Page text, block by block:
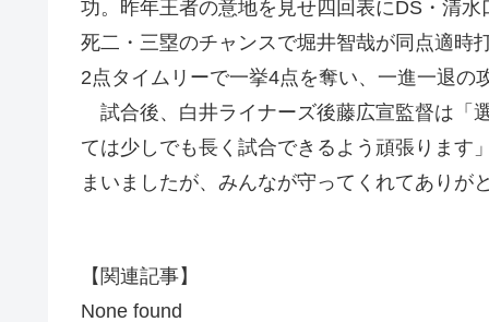
功。昨年王者の意地を見せ四回表にDS・清
死二・三塁のチャンスで堀井智哉が同点適時
2点タイムリーで一挙4点を奪い、一進一退
試合後、白井ライナーズ後藤広宣監督は「
ては少しでも長く試合できるよう頑張ります
まいましたが、みんなが守ってくれてありが
【関連記事】
None found